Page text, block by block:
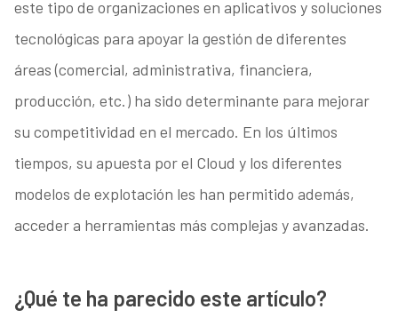
este tipo de organizaciones en aplicativos y soluciones
tecnológicas para apoyar la gestión de diferentes
áreas (comercial, administrativa, financiera,
producción, etc.) ha sido determinante para mejorar
su competitividad en el mercado. En los últimos
tiempos, su apuesta por el Cloud y los diferentes
modelos de explotación les han permitido además,
acceder a herramientas más complejas y avanzadas.
¿Qué te ha parecido este artículo?